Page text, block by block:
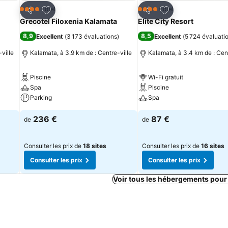
ville
Partager
Ajouter à mes favoris
4 ÉtoilesHôtel
Grecotel Filoxenia Kalamata
8,9 Excellent (3 173 évaluations)
Kalamata, à 3.9 km de : Centre-ville
Piscine
Spa
Parking
de 236 €
Consulter les prix de 18 sites
Consulter les prix
Partager
Ajouter à mes
4 ÉtoilesHôtel
Elite City Resort
8,5 Excellent (5 724
Kalamata, à 3.4 km de :
Wi-Fi gratuit
Piscine
Spa
de 87 €
Consulter les prix de 16 sites
Consulter les prix
Voir tous les hébergements